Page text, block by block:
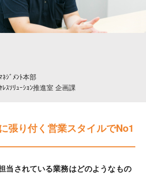
ｼﾞﾒﾝﾄ本部
ｽｿﾘｭｰｼｮﾝ推進室 企画課
張り付く営業スタイルでNo1
当されている業務はどのようなもの